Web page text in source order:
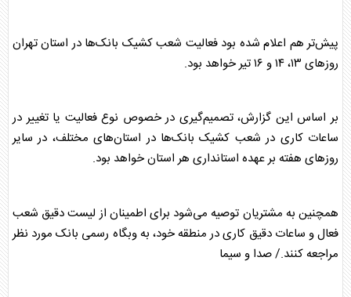
پیش‌تر هم اعلام شده بود فعالیت شعب کشیک بانک‌ها در استان تهران
روز‌های ۱۳، ۱۴ و ۱۶ تیر خواهد بود.
بر اساس این گزارش، تصمیم‌گیری در خصوص نوع فعالیت یا تغییر در
ساعات کاری در شعب کشیک بانک‌ها در استان‌های مختلف، در سایر
روز‌های هفته بر عهده استانداری هر استان خواهد بود.
همچنین به مشتریان توصیه می‌شود برای اطمینان از لیست دقیق شعب
فعال و ساعات دقیق کاری در منطقه خود، به وبگاه رسمی بانکمورد نظر
مراجعه کنند./ صدا و سیما